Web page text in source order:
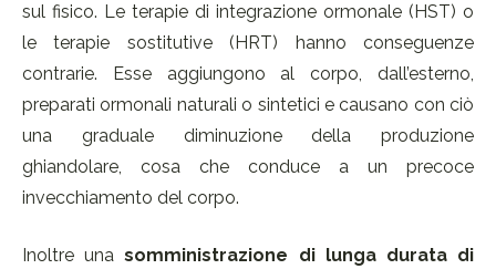
sul fisico. Le terapie di integrazione ormonale (HST) o
le terapie sostitutive (HRT) hanno conseguenze
contrarie. Esse aggiungono al corpo, dall’esterno,
preparati ormonali naturali o sintetici e causano con ciò
una graduale diminuzione della produzione
ghiandolare, cosa che conduce a un precoce
invecchiamento del corpo.
Inoltre unasomministrazione di lunga durata di